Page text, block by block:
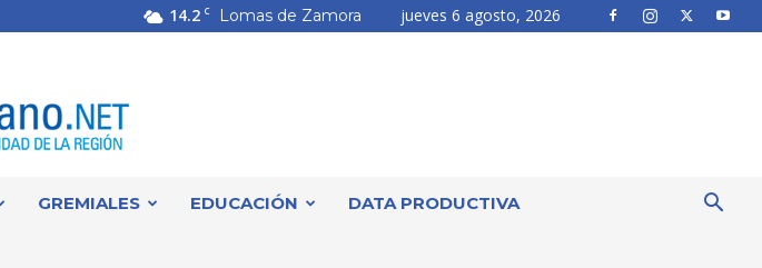
14.2 C Lomas de Zamora jueves 6 agosto, 2026
GREMIALES EDUCACIÓN DATA PRODUCTIVA